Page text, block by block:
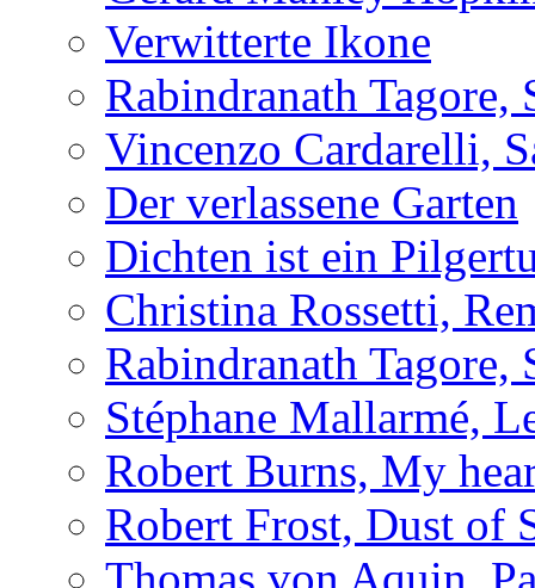
Verwitterte Ikone
Rabindranath
Vincenzo Cardarelli,
Der verlassene Garten
Dichten ist ein
Christina Rossetti,
Rabindranath
Stéphane Mallarmé,
Robert Burns, My
Robert Frost, Dust of